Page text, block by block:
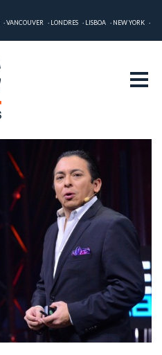
VANCOUVER LONDRES LISBOA
NEW YORK